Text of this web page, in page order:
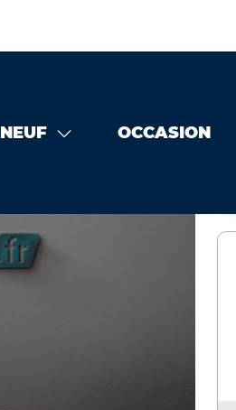
NEUF OCCASION